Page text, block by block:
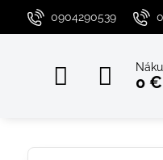
0904290539
0 €